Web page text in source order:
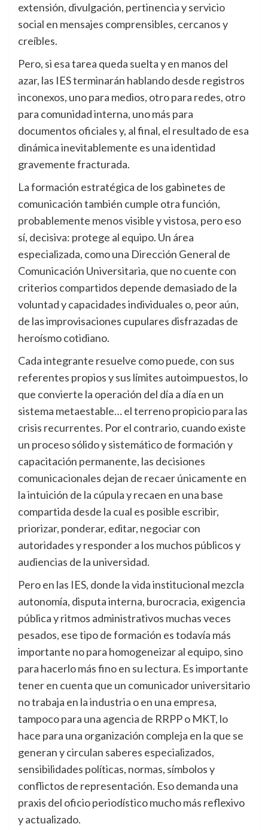
extensión, divulgación, pertinencia y servicio
social en mensajes comprensibles, cercanos y
creíbles.
Pero, si esa tarea queda suelta y en manos del
azar, las IES terminarán hablando desde registros
inconexos, uno para medios, otro para redes, otro
para comunidad interna, uno más para
documentos oficiales y, al final, el resultado de esa
dinámica inevitablemente es una identidad
gravemente fracturada.
La formación estratégica de los gabinetes de
comunicación también cumple otra función,
probablemente menos visible y vistosa, pero eso
sí, decisiva: protege al equipo. Un área
especializada, como una Dirección General de
Comunicación Universitaria, que no cuente con
criterios compartidos depende demasiado de la
voluntad y capacidades individuales o, peor aún,
de las improvisaciones cupulares disfrazadas de
heroísmo cotidiano.
Cada integrante resuelve como puede, con sus
referentes propios y sus límites autoimpuestos, lo
que convierte la operación del día a día en un
sistema metaestable… el terreno propicio para las
crisis recurrentes. Por el contrario, cuando existe
un proceso sólido y sistemático de formación y
capacitación permanente, las decisiones
comunicacionales dejan de recaer únicamente en
la intuición de la cúpula y recaen en una base
compartida desde la cual es posible escribir,
priorizar, ponderar, editar, negociar con
autoridades y responder a los muchos públicos y
audiencias de la universidad.
Pero en las IES, donde la vida institucional mezcla
autonomía, disputa interna, burocracia, exigencia
pública y ritmos administrativos muchas veces
pesados, ese tipo de formación es todavía más
importante no para homogeneizar al equipo, sino
para hacerlo más fino en su lectura. Es importante
tener en cuenta que un comunicador universitario
no trabaja en la industria o en una empresa,
tampoco para una agencia de RRPP o MKT, lo
hace para una organización compleja en la que se
generan y circulan saberes especializados,
sensibilidades políticas, normas, símbolos y
conflictos de representación. Eso demanda una
praxis del oficio periodístico mucho más reflexivo
y actualizado.